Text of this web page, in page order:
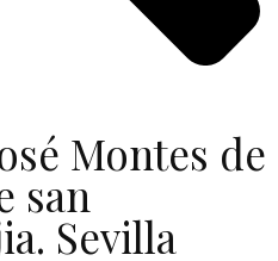
Montes de
san
Sevilla